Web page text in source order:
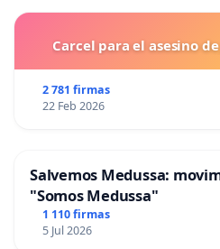
Carcel para el asesino
2 781 firmas
22 Feb 2026
Salvemos Medussa:
"Somos Medussa"
1 110 firmas
5 Jul 2026